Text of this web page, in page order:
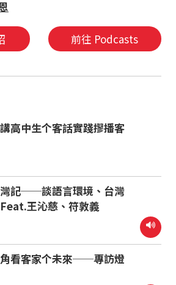
前往 Podcasts
高中生个客話實踐摎播客
記──談語言環境、台灣
王沁慈、符敦義
看客家个未來──專訪燈